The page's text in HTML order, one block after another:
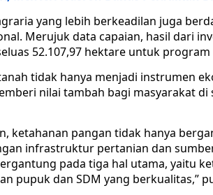
yang lebih berkeadilan juga
Merujuk data capaian, hasil dari
52.107,97 hektare untuk
tidak hanya menjadi instrumen
nilai tambah bagi masyarakat
ketahanan pangan tidak hanya
infrastruktur pertanian dan
pada tiga hal utama, yaitu
pupuk dan SDM yang berkualitas,”